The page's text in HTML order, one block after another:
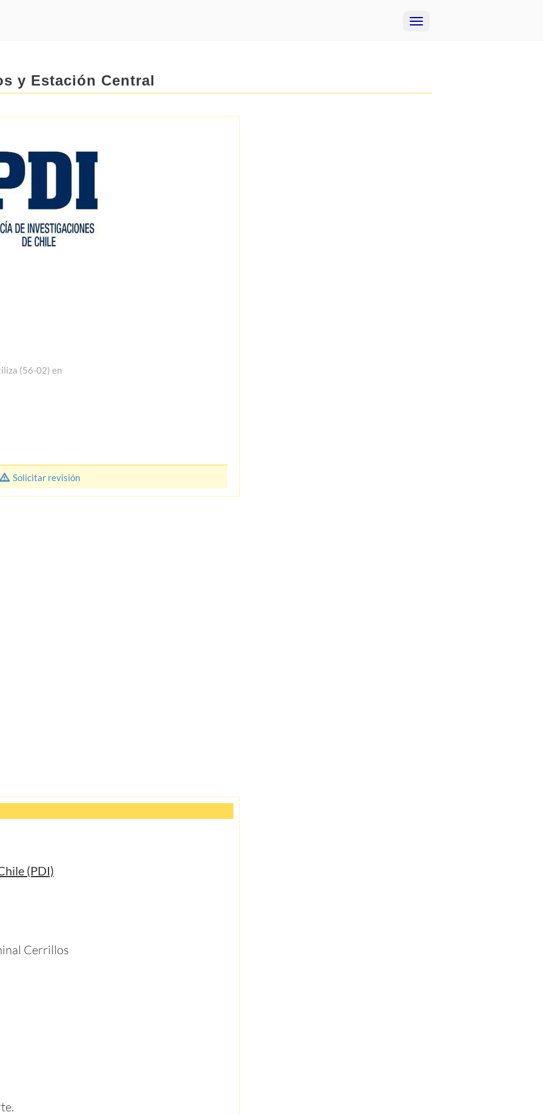
y Estación Central
(56-02) en
Solicitar revisión
(PDI)
Cerrillos